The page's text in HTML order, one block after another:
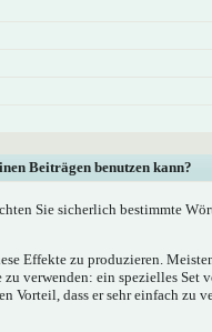
Beiträgen benutzen kann?
Sie sicherlich bestimmte
Effekte zu produzieren.
verwenden: ein spezielles Set
Vorteil, dass er sehr einfach zu